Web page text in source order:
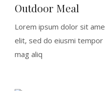
Outdoor Meal
Lorem ipsum dolor sit
elit, sed do eiusmi
mag aliq